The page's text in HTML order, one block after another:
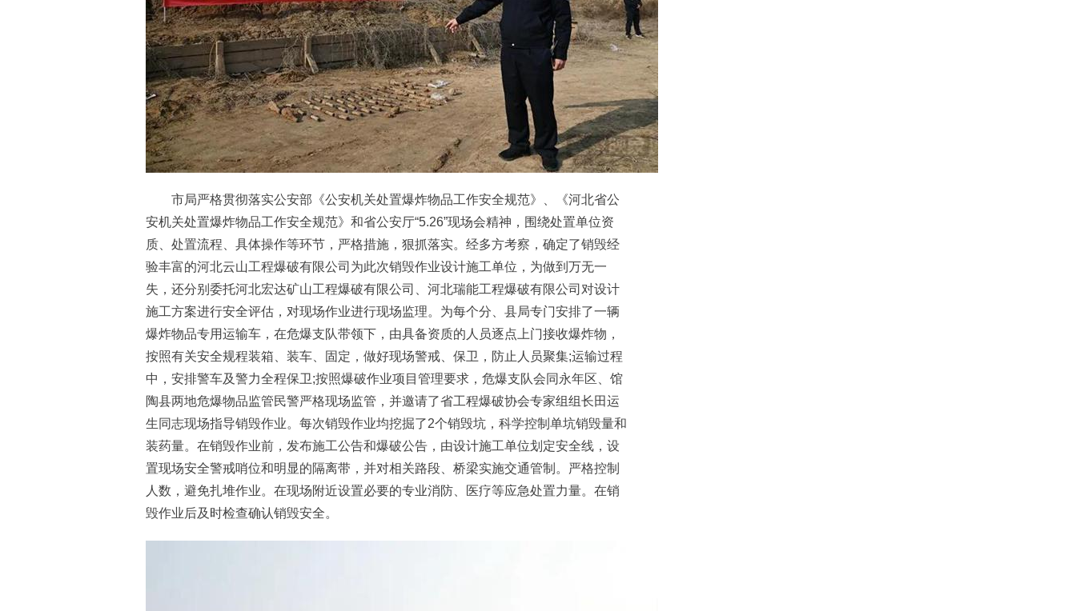
市局严格贯彻落实公安部《公安机关处置爆炸物品工作安全规范》、《河北省公
安机关处置爆炸物品工作安全规范》和省公安厅“5.26”现场会精神，围绕处置单位资
质、处置流程、具体操作等环节，严格措施，狠抓落实。经多方考察，确定了销毁经
验丰富的河北云山工程爆破有限公司为此次销毁作业设计施工单位，为做到万无一
失，还分别委托河北宏达矿山工程爆破有限公司、河北瑞能工程爆破有限公司对设计
施工方案进行安全评估，对现场作业进行现场监理。为每个分、县局专门安排了一辆
爆炸物品专用运输车，在危爆支队带领下，由具备资质的人员逐点上门接收爆炸物，
按照有关安全规程装箱、装车、固定，做好现场警戒、保卫，防止人员聚集;运输过程
中，安排警车及警力全程保卫;按照爆破作业项目管理要求，危爆支队会同永年区、馆
陶县两地危爆物品监管民警严格现场监管，并邀请了省工程爆破协会专家组组长田运
生同志现场指导销毁作业。每次销毁作业均挖掘了2个销毁坑，科学控制单坑销毁量和
装药量。在销毁作业前，发布施工公告和爆破公告，由设计施工单位划定安全线，设
置现场安全警戒哨位和明显的隔离带，并对相关路段、桥梁实施交通管制。严格控制
人数，避免扎堆作业。在现场附近设置必要的专业消防、医疗等应急处置力量。在销
毁作业后及时检查确认销毁安全。